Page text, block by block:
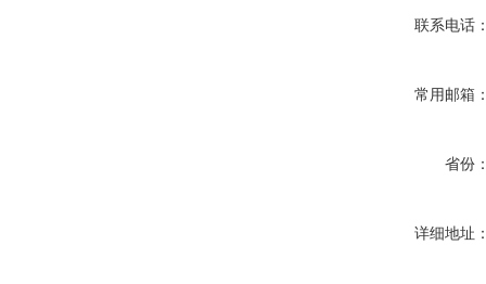
联系电话
常用邮箱
省份
详细地址